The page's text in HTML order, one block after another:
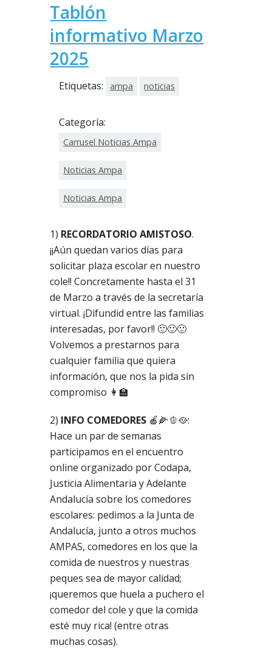
Tablón
informativo Marzo
2025
Etiquetas: ampa noticias
Categoría:
Carrusel Noticias Ampa
Noticias Ampa
Noticias Ampa
1) RECORDATORIO AMISTOSO.
¡¡Aún quedan varios días para
solicitar plaza escolar en nuestro
cole!! Concretamente hasta el 31
de Marzo a través de la secretaría
virtual. ¡Difundid entre las familias
interesadas, por favor!! 🙂🙂🙂
Volvemos a prestarnos para
cualquier familia que quiera
información, que nos la pida sin
compromiso 👩‍🏫
2) INFO COMEDORES 🍎🌽🫑🥘:
Hace un par de semanas
participamos en el encuentro
online organizado por Codapa,
Justicia Alimentaria y Adelante
Andalucía sobre los comedores
escolares: pedimos a la Junta de
Andalucía, junto a otros muchos
AMPAS, comedores en los que la
comida de nuestros y nuestras
peques sea de mayor calidad;
¡queremos que huela a puchero el
comedor del cole y que la comida
esté muy rica! (entre otras
muchas cosas).